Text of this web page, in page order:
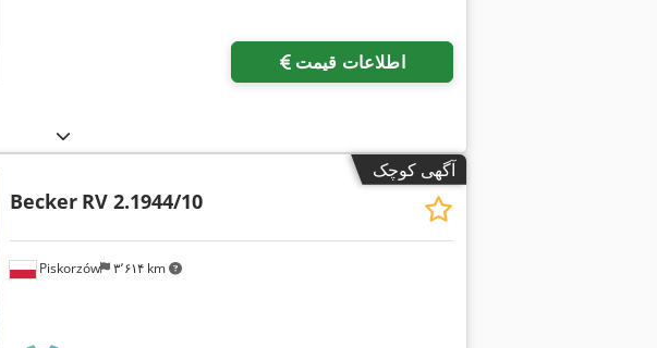
اطلاعات قیمت
آگهی کوچک
Piskorzów ۳٬۶۱۴ km
Becker RV 2.1944/10